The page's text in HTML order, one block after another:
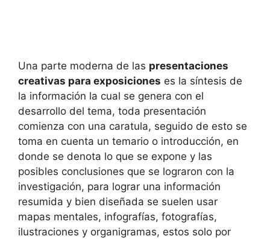
Una parte moderna de las presentaciones
creativas para exposiciones es la síntesis de
la información la cual se genera con el
desarrollo del tema, toda presentación
comienza con una caratula, seguido de esto se
toma en cuenta un temario o introducción, en
donde se denota lo que se expone y las
posibles conclusiones que se lograron con la
investigación, para lograr una información
resumida y bien diseñada se suelen usar
mapas mentales, infografías, fotografías,
ilustraciones y organigramas, estos solo por